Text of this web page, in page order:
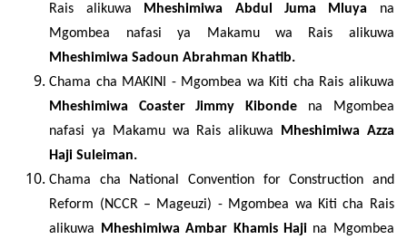
Rais alikuwa
Mheshimiwa Abdul Juma Mluya na
Mgombea nafasi ya Makamu wa Rais alikuwa
Mheshimiwa Sadoun Abrahman Khatib.
Chama cha MAKINI - Mgombea wa Kiti cha Rais alikuwa
Mheshimiwa Coaster
Jimmy Kibondena Mgombea
nafasi ya Makamu wa Rais alikuwa
Mheshimiwa Azza
Haji Suleiman.
Chama cha National Convention for Construction and
Reform (NCCR – Mageuzi) - Mgombea wa Kiti cha Rais
alikuwa
MheshimiwaAmbar Khamis Hajina Mgombea